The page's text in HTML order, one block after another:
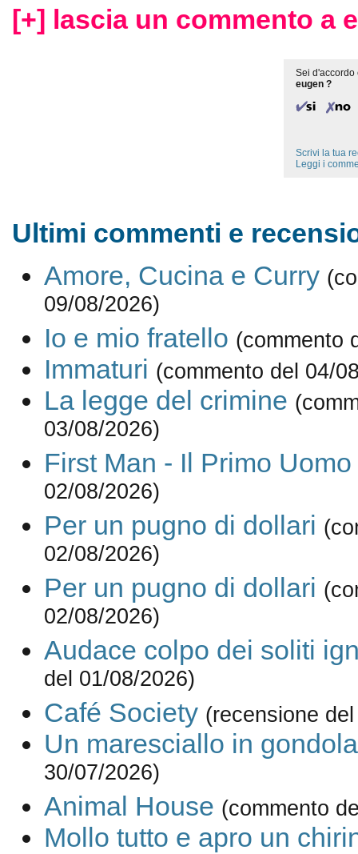
[+] lascia un commento a
Sei d'accordo
eugen ?
Scrivi la tua
Leggi i
Ultimi commenti e
Amore, Cucina e Curry
09/08/2026)
Io e mio fratello (commento
Immaturi (commento del 04/
La legge del crimine
03/08/2026)
First Man - Il Primo Uomo
02/08/2026)
Per un pugno di dollari
02/08/2026)
Per un pugno di dollari
02/08/2026)
Audace colpo dei soliti
del 01/08/2026)
Café Society (recensione
Un maresciallo in gondola
30/07/2026)
Animal House (commento
Mollo tutto e apro un